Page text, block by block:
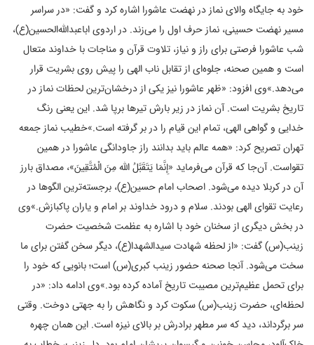
خود به جایگاه والای نماز در نهضت عاشورا اشاره کرد و گفت: «در سراسر
مسیر نهضت حسینی، نماز حرف اول را می‌زند. در اردوی اباعبدالله‌الحسین‌(ع)،
شب عاشورا فرصتی برای راز و نیاز، تلاوت قرآن و مناجات با خداوند متعال
است و همین صحنه، جلوه‌ای از تقابل ناب الهی را پیش‌ روی بشریت قرار
می‌دهد.»وی افزود: «ظهر عاشورا نیز یکی از درخشان‌ترین لحظات نماز در
تاریخ بشریت است. آن نماز در زیر بارش تیرها برپا شد. این یعنی رنگ
خدایی و گواهی الهی، تمام این قیام را در بر گرفته است.»خطیب نماز جمعه
تهران تصریح کرد: «همه عالم باید بدانند راز جاودانگی عاشورا در همین
تقواست. آن‌جا که قرآن می‌فرماید «إِنَّمَا یَتَقَبَّلُ الله مِنَ الْمُتَّقِینَ»، مصداق بارز
آن در کربلا دیده می‌شود. اصحاب امام حسین(ع)، برجسته‌ترین الگوها در
رعایت تقوای الهی بودند. سلام و درود خداوند بر امام و یاران پاکبازش.»وی
در بخش دیگری از سخنان خود با اشاره به عظمت شخصیت حضرت
زینب(س) گفت: «از لحظه شهادت سیدالشهدا(ع)، دیگر سخن گفتن برای ما
سخت می‌شود. آنجا صحنه حضور زینب کبری(س) است؛ بانویی که خود را
برای تحمل عظیم‌ترین مصیبت تاریخ آماده کرده بود.»وی ادامه داد: «در
لحظه‌ای، حضرت زینب(س) سکوت کرد و نگاهش را به جهتی دوخت. وقتی
سر برگرداند، دید که سر مطهر برادرش بر بالای نیزه است. این همان چهره